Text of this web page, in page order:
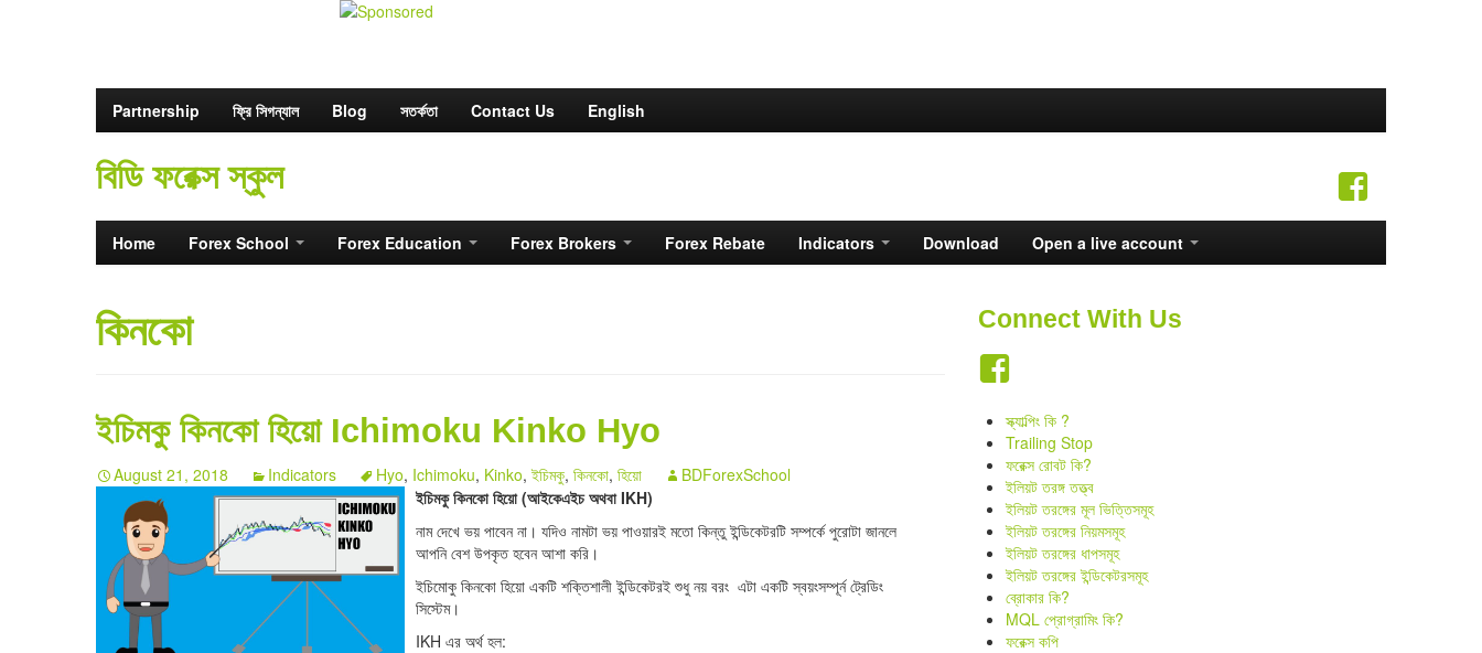
Partnership ফ্রি সিগন্যাল Blog সতর্কতা Contact Us English
বিডি ফরেক্স স্কুল
Home Forex School Forex Education Forex Brokers Forex Rebate Indicators Download Open a live account
কিনকো
ইচিমকু কিনকো হিয়ো Ichimoku Kinko Hyo
August 21, 2018 Indicators Hyo, Ichimoku, Kinko,ইচিমকু, কিনকো, হিয়ো
BDForexSchool
ইচিমকু কিনকো হিয়ো (আইকেএইচ অথবা IKH)
নাম দেখে ভয় পাবেন না। যদিও নামটা ভয় পাওয়ারই মতো কিন্তু ইন্ডিকেটরটি সম্পর্কে পুরোটা জানলে
আপনি বেশ উপকৃত হবেন আশা করি।
ইচিমোকু কিনকো হিয়ো একটি শক্তিশালী ইন্ডিকেটরই শুধু নয় বরং এটা একটি স্বয়ংসম্পূর্ন ট্রেডিং
সিস্টেম।
IKH এর অর্থ হল:
Connect With Us
স্ক্যাল্পিং কি ?
Trailing Stop
ফরেক্স রোবট কি?
ইলিয়ট তরঙ্গ তত্ত্ব
ইলিয়ট তরঙ্গের মূল ভিত্তিসমূহ
ইলিয়ট তরঙ্গের নিয়মসমূহ
ইলিয়ট তরঙ্গের ধাপসমূহ
ইলিয়ট তরঙ্গের ইন্ডিকেটরসমূহ
ব্রোকার কি?
MQL প্রোগ্রামিং কি?
ফরেক্স কপি